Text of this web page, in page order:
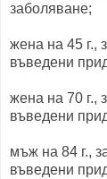
заболяване;
жена на 45 г.,
въведени
жена на 70 г.,
въведени
мъж на 84 г.,
въведени